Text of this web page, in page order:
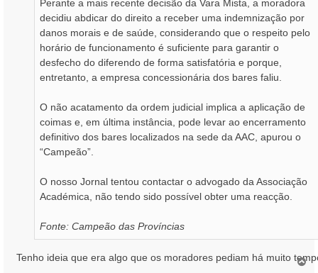
Perante a mais recente decisão da Vara Mista, a moradora
decidiu abdicar do direito a receber uma indemnização por
danos morais e de saúde, considerando que o respeito pelo
horário de funcionamento é suficiente para garantir o
desfecho do diferendo de forma satisfatória e porque,
entretanto, a empresa concessionária dos bares faliu.
O não acatamento da ordem judicial implica a aplicação de
coimas e, em última instância, pode levar ao encerramento
definitivo dos bares localizados na sede da AAC, apurou o
“Campeão”.
O nosso Jornal tentou contactar o advogado da Associação
Académica, não tendo sido possível obter uma reacção.
Fonte: Campeão das Províncias
Tenho ideia que era algo que os moradores pediam há muito
T